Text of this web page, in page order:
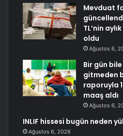
Mevduat
TL’nin
oldu
Ağustos 6,
Bir gün
gitmeden
raporuyla
maaş aldı
Ağustos 6,
INLIF hissesi bugün neden
Ağustos 6, 2026